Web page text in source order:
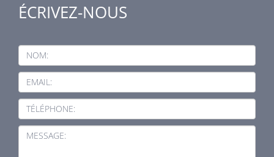
ÉCRIVEZ-NOUS
NOM:
EMAIL:
TÉLÉPHONE:
MESSAGE: